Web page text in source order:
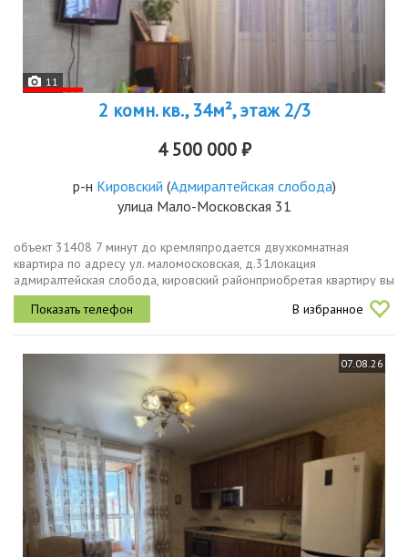
11
2 комн. кв., 34м², этаж 2/3
4 500 000 ₽
р-н Кировский (Адмиралтейская слобода)
улица Мало-Московская 31
объект 31408 7 минут до кремляпродается двухкомнатная
квартира по адресу ул. маломосковская, д.31локация
адмиралтейская слобода, кировский районприобретая квартиру вы
получаете отличное расположение 7 минут до главной казанского
кремля, мечети кул...
В избранное
07.08.26